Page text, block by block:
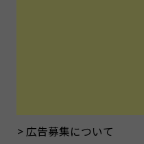
広告募集について